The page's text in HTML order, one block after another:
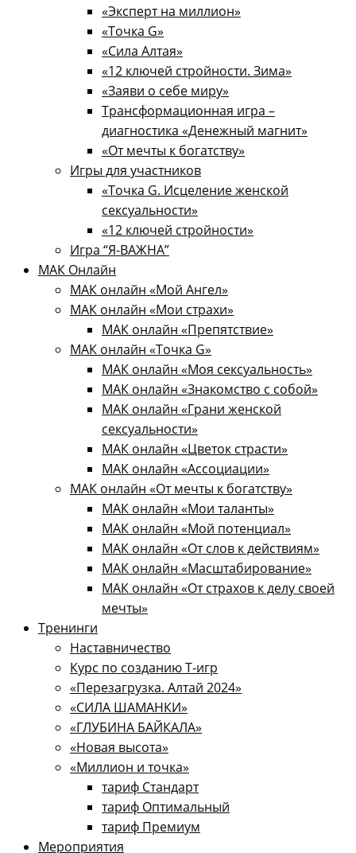
«Эксперт на миллион»
«Точка G»
«Сила Алтая»
«12 ключей стройности. Зима»
«Заяви о себе миру»
Трансформационная игра –
диагностика «Денежный магнит»
«От мечты к богатству»
Игры для участников
«Точка G. Исцеление женской
сексуальности»
«12 ключей стройности»​
Игра “Я-ВАЖНА”
МАК Онлайн
МАК онлайн «Мой Ангел»
МАК онлайн «Мои страхи»
МАК онлайн «Препятствие»
МАК онлайн «Точка G»
МАК онлайн «Моя сексуальность»
МАК онлайн «Знакомство с собой»
МАК онлайн «Грани женской
сексуальности»
МАК онлайн «Цветок страсти»
МАК онлайн «Ассоциации»
МАК онлайн «От мечты к богатству»
МАК онлайн «Мои таланты»
МАК онлайн «Мой потенциал»
МАК онлайн «От слов к действиям»
МАК онлайн «Масштабирование»
МАК онлайн «От страхов к делу своей
мечты»
Тренинги
Наставничество
Курс по созданию Т-игр
«Перезагрузка. Алтай 2024»
«СИЛА ШАМАНКИ»
«ГЛУБИНА БАЙКАЛА»
«Новая высота»
«Миллион и точка»
тариф Стандарт
тариф Оптимальный
тариф Премиум
Мероприятия